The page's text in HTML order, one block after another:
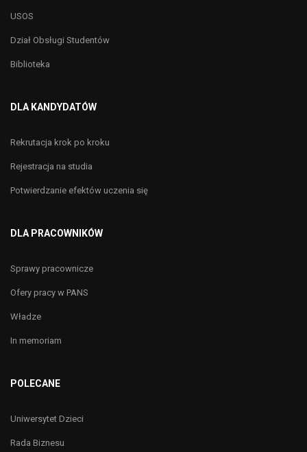
USOS
Dział Obsługi Studentów
Biblioteka
DLA KANDYDATÓW
Rekrutacja krok po kroku
Rejestracja na studia
Potwierdzanie efektów uczenia się
DLA PRACOWNIKÓW
Sprawy pracownicze
Ofery pracy w PANS
Władze
In memoriam
POLECANE
Uniwersytet Dzieci
Rada Biznesu